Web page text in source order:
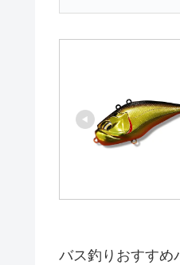
バス釣りおすすめ